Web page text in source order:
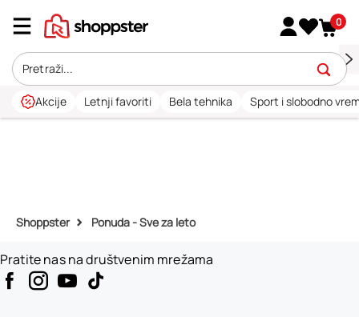
0
Akcije Letnji favoriti Bela tehnika Sport i slobodno
Shoppster Ponuda - Sve za leto
Pratite nas na društvenim mrežama